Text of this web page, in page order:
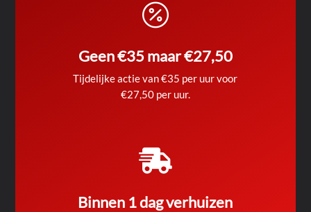

Geen €35 maar €27,50
Tijdelijke actie van €35 per uur voor
€27,50 per uur.

Binnen 1 dag verhuizen